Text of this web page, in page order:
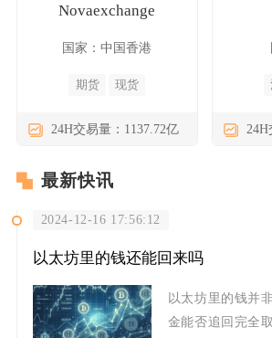
Novaexchange
国家：中国香港
期货 现货
24H交易量：1137.72亿
最新快讯
2024-12-16 17:56:12
以太坊里的钱还能回来吗
以太坊里的钱并
金能否追回完全